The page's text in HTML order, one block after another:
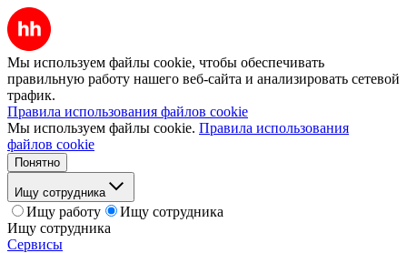
Мы используем файлы cookie, чтобы обеспечивать
правильную работу нашего веб-сайта и анализировать сетевой
трафик.
Правила использования файлов cookie
Мы используем файлы cookie. Правила использования
файлов cookie
Понятно
Ищу сотрудника
Ищу работу
Ищу сотрудника
Ищу сотрудника
Сервисы